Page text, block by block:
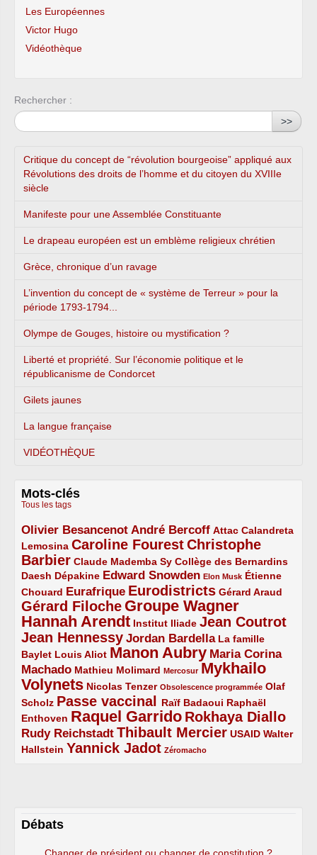
Les Européennes
Victor Hugo
Vidéothèque
Rechercher :
>>
Critique du concept de “révolution bourgeoise” appliqué aux
Révolutions des droits de l’homme et du citoyen du XVIIIe
siècle
Manifeste pour une Assemblée Constituante
Le drapeau européen est un emblème religieux chrétien
Grèce, chronique d’un ravage
L’invention du concept de « système de Terreur » pour la
période 1793-1794...
Olympe de Gouges, histoire ou mystification ?
Liberté et propriété. Sur l’économie politique et le
républicanisme de Condorcet
Gilets jaunes
La langue française
VIDÉOTHÈQUE
Mots-clés
Tous les tags
Olivier Besancenot
3/5 André Bercoff
3/5 Attac
2/5
Calandreta
Lemosina
2/5 Caroline Fourest
4/5
Christophe
Barbier
4/5 Claude Mademba Sy
2/5 Collège des Bernardins
2/5
Daesh
2/5 Dépakine
2/5 Edward Snowden
3/5 Elon Musk
1/5
Étienne
Chouard
2/5 Eurafrique
3/5 Eurodistricts
4/5 Gérard Araud
2/5
Gérard Filoche
4/5 Groupe Wagner
5/5
Hannah Arendt
5/5 Institut Iliade
2/5 Jean Coutrot
4/5
Jean Hennessy
4/5 Jordan Bardella
3/5
La famille
Baylet
2/5 Louis Aliot
2/5 Manon Aubry
5/5
Maria Corina
Machado
3/5 Mathieu Molimard
2/5 Mercosur
1/5
Mykhailo
Volynets
5/5 Nicolas Tenzer
2/5 Obsolescence programmée
1/5
Olaf
Scholz
2/5 Passe vaccinal
4/5 Raïf Badaoui
2/5
Raphaël
Enthoven
2/5 Raquel Garrido
5/5 Rokhaya Diallo
4/5
Rudy Reichstadt
3/5 Thibault Mercier
4/5 USAID
2/5
Walter
Hallstein
2/5 Yannick Jadot
4/5 Zéromacho
1/5
Débats